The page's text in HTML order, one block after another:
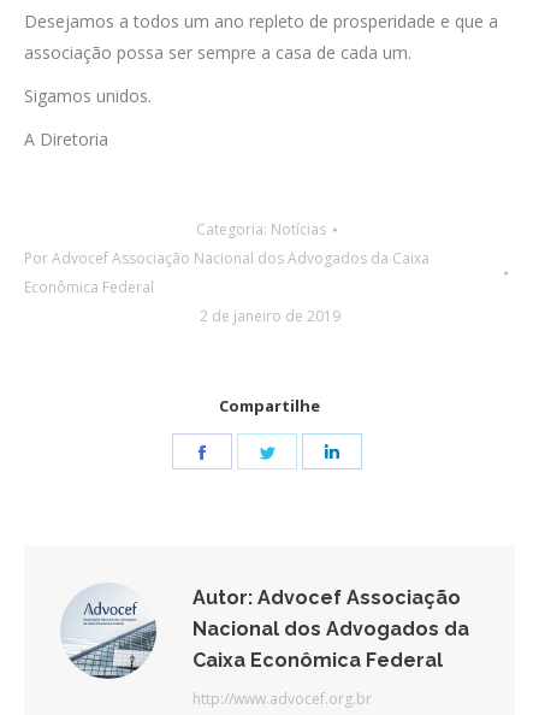
Desejamos a todos um ano repleto de prosperidade e que a
associação possa ser sempre a casa de cada um.
Sigamos unidos.
A Diretoria
Categoria: Notícias
PorAdvocef Associação Nacional dos Advogados da Caixa
Econômica Federal
2 de janeiro de 2019
Compartilhe
Share
Share
Autor: Advocef Associação
Nacional dos Advogados da
Caixa Econômica Federal
http://www.advocef.org.br